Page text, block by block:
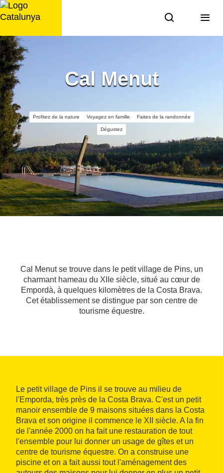
Aller
au
Cal Menut
Profitez de la nature Voyagez en famille Faites de la randonnée
Dégustez
Cal Menut se trouve dans le petit village de Pins, un
charmant hameau du XIIe siècle, situé au cœur de
Empordà, à quelques kilomètres de la Costa Brava.
Cet établissement se distingue par son centre de
tourisme équestre.
Le petit village de Pins il se trouve au milieu de
l'Emporda, très près de la Costa Brava. C'est un petit
manoir ensemble de 9 maisons situées dans la Costa
Brava et son origine il commence le XII siècle. A la fin
de l'année 2000 on ha fait une restauration de tout
l'ensemble pour lui donner un usage de gîtes et un
centre de tourisme équestre. On a construise une
piscine et on a fait aussi tout l'aménagement des